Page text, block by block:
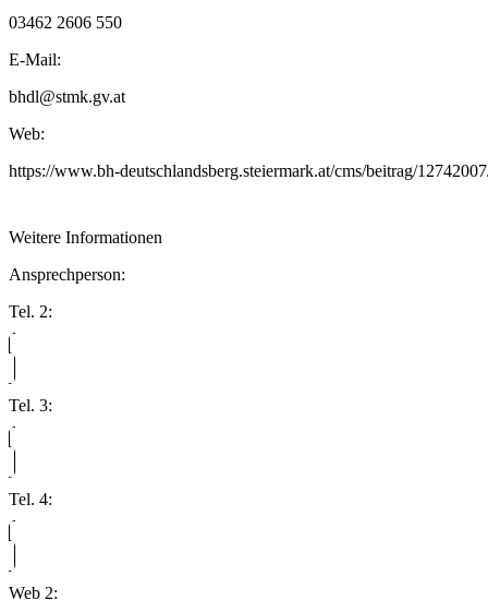
03462 2606 550
E-Mail:
bhdl@stmk.gv.at
Web:
https://www.bh-deutschlandsberg.steiermark.at/cms/beitrag/
Weitere Informationen
Ansprechperson:
Tel. 2:
Tel. 3:
Tel. 4:
Web 2: